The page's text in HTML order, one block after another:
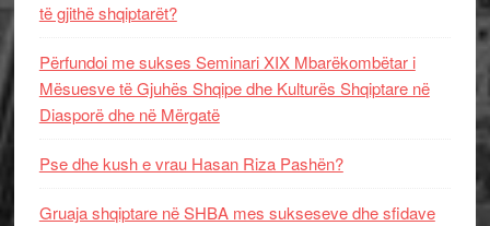
të gjithë shqiptarët?
Përfundoi me sukses Seminari XIX Mbarëkombëtar i
Mësuesve të Gjuhës Shqipe dhe Kulturës Shqiptare në
Diasporë dhe në Mërgatë
Pse dhe kush e vrau Hasan Riza Pashën?
Gruaja shqiptare në SHBA mes sukseseve dhe sfidave